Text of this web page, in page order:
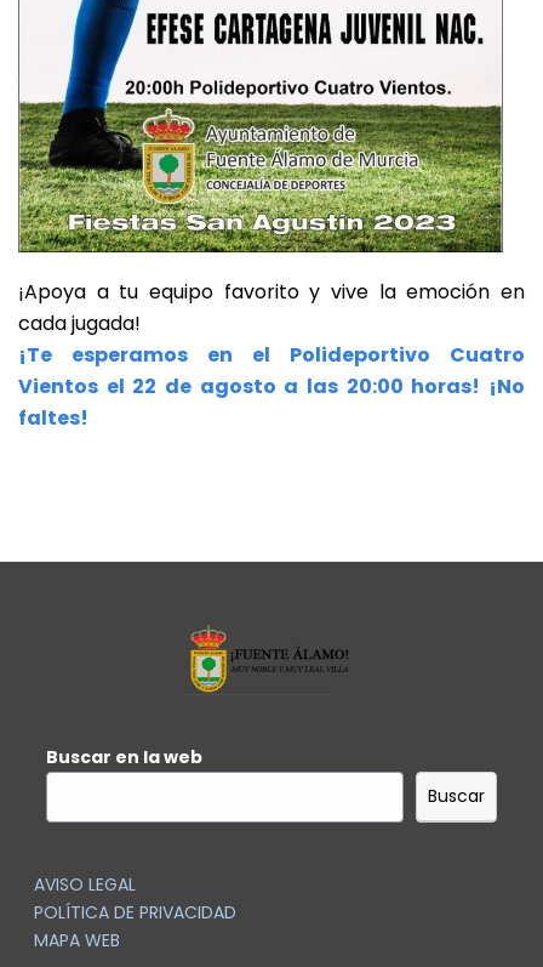
¡Apoya a tu equipo favorito y vive la emoción en
cada jugada!
¡Te esperamos en el Polideportivo Cuatro
Vientos el 22 de agosto a las 20:00 horas! ¡No
faltes!
Buscar en la web
Buscar
AVISO LEGAL
POLÍTICA DE PRIVACIDAD
MAPA WEB